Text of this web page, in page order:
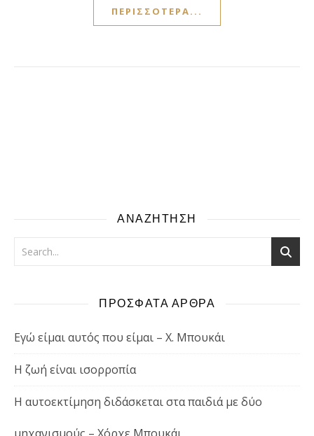
ΠΕΡΙΣΣΌΤΕΡΑ...
ΑΝΑΖΗΤΗΣΗ
ΠΡΟΣΦΑΤΑ ΑΡΘΡΑ
Εγώ είμαι αυτός που είμαι – Χ. Μπουκάι
Η ζωή είναι ισορροπία
Η αυτοεκτίμηση διδάσκεται στα παιδιά με δύο
μηχανισμούς – Χόρχε Μπουκάι